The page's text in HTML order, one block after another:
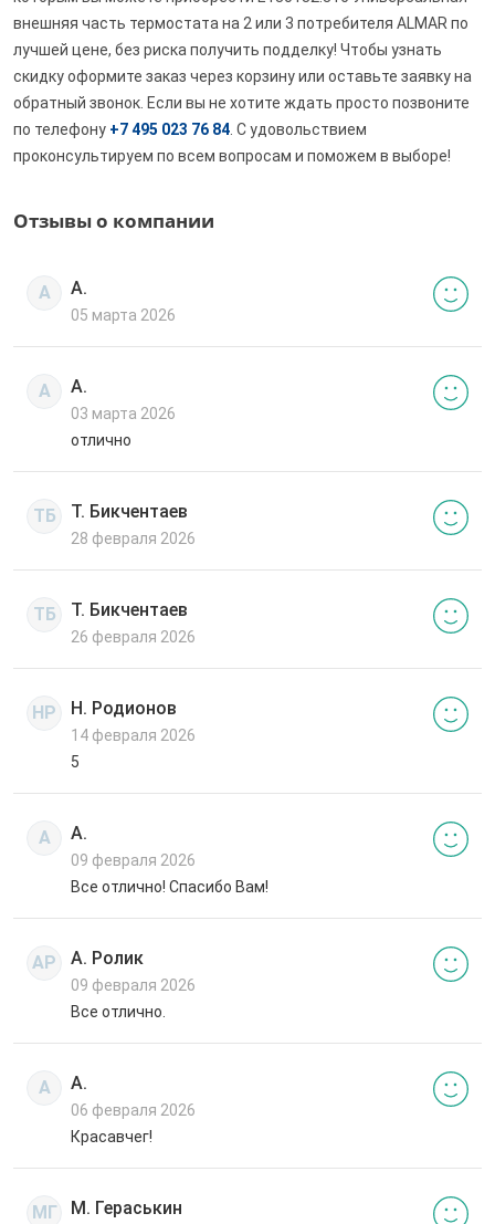
внешняя часть термостата на 2 или 3 потребителя ALMAR по
лучшей цене, без риска получить подделку! Чтобы узнать
скидку оформите заказ через корзину или оставьте заявку на
обратный звонок. Если вы не хотите ждать просто позвоните
по телефону +7 495 023 76 84 . С удовольствием
проконсультируем по всем вопросам и поможем в выборе!
Отзывы о компании
А А.
05 марта 2026
А А.
03 марта 2026
отлично
ТБ Т. Бикчентаев
28 февраля 2026
ТБ Т. Бикчентаев
26 февраля 2026
НР Н. Родионов
14 февраля 2026
5
А А.
09 февраля 2026
Все отлично! Спасибо Вам!
АР А. Ролик
09 февраля 2026
Все отлично.
А А.
06 февраля 2026
Красавчег!
МГ М. Гераськин